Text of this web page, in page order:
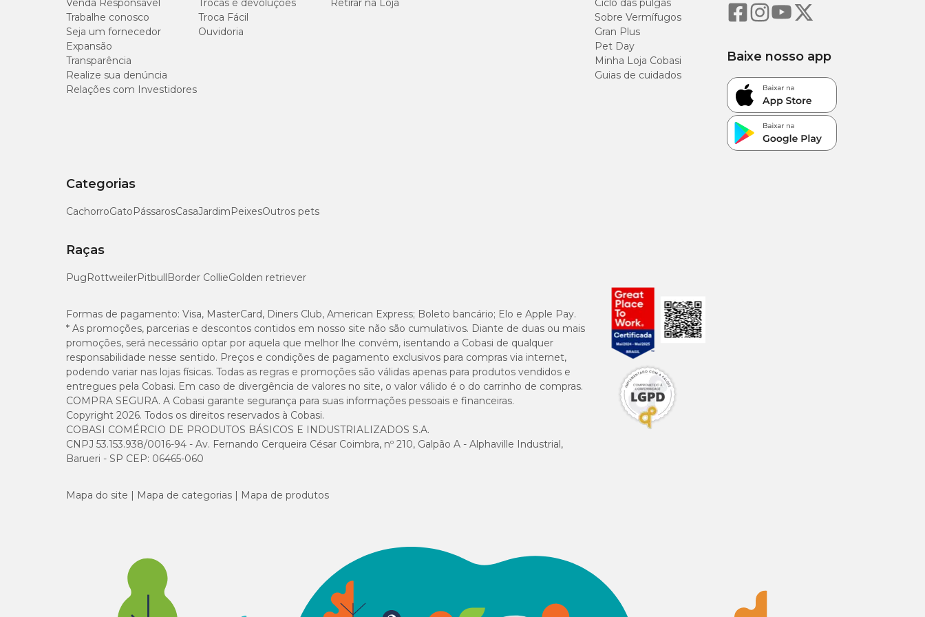
Venda Responsável
Trabalhe conosco
Seja um fornecedor
Expansão
Transparência
Realize sua denúncia
Relações com Investidores
Trocas e devoluções
Troca Fácil
Ouvidoria
Retirar na Loja
Ciclo das pulgas
Sobre Vermífugos
Gran Plus
Pet Day
Minha Loja Cobasi
Guias de cuidados
Categorias
CachorroGatoPássarosCasaJardimPeixesOutros pets
Raças
PugRottweilerPitbullBorder CollieGolden retriever
Baixe nosso app
Formas de pagamento: Visa, MasterCard, Diners Club, American Express; Boleto bancário; Elo e Apple Pay.
* As promoções, parcerias e descontos contidos em nosso site não são cumulativos. Diante de duas ou mais
promoções, será necessário optar por aquela que melhor lhe convém, isentando a Cobasi de qualquer
responsabilidade nesse sentido. Preços e condições de pagamento exclusivos para compras via internet,
podendo variar nas lojas físicas. Todas as regras e promoções são válidas apenas para produtos vendidos e
entregues pela Cobasi. Em caso de divergência de valores no site, o valor válido é o do carrinho de compras.
COMPRA SEGURA. A Cobasi garante segurança para suas informações pessoais e financeiras.
Copyright 2026. Todos os direitos reservados à Cobasi.
COBASI COMÉRCIO DE PRODUTOS BÁSICOS E INDUSTRIALIZADOS S.A.
CNPJ 53.153.938/0016-94 - Av. Fernando Cerqueira César Coimbra, nº 210, Galpão A - Alphaville Industrial,
Barueri - SP CEP: 06465-060
Mapa do site Mapa de categorias Mapa de produtos